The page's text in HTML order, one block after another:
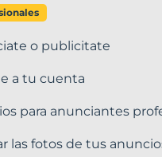
o publicitate
a tu cuenta
para anunciantes
las fotos de tus